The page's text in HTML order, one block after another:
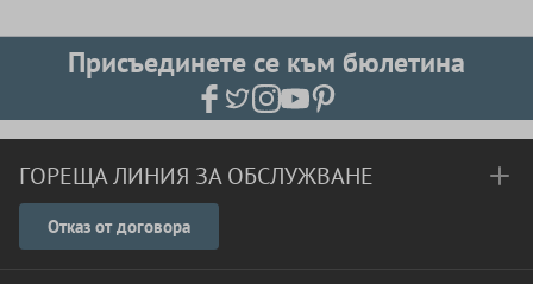
Присъединете се към бюлетина
ГОРЕЩА ЛИНИЯ ЗА ОБСЛУЖВАНЕ
Отказ от договора